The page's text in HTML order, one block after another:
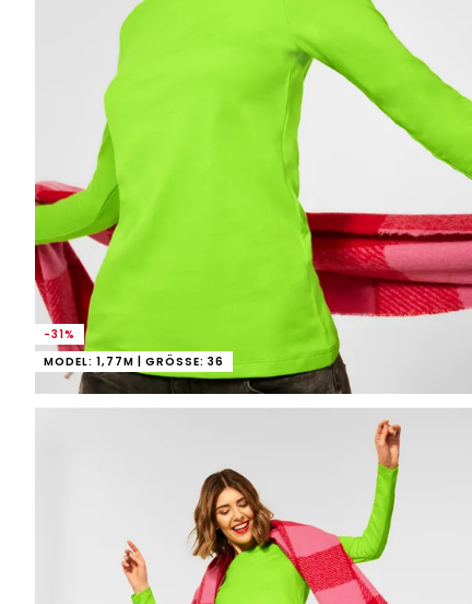
-31%
MODEL: 1,77M | GRÖSSE: 36